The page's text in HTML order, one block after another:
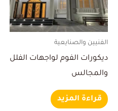
الفنيين والصنايعية
ديكورات الفوم لواجهات الفلل
والمجالس
قراءة المزيد